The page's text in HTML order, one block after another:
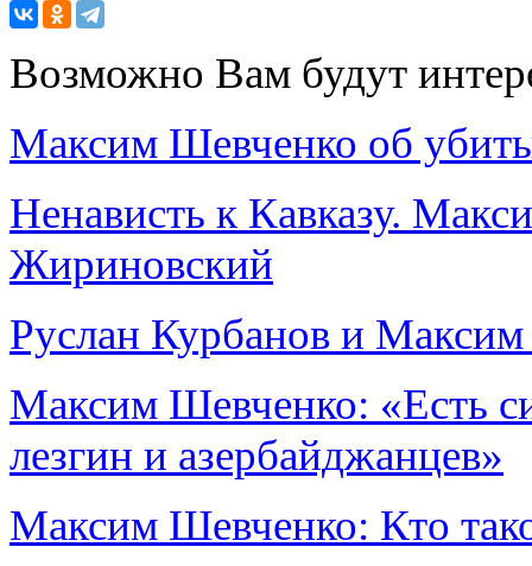
Возможно Вам будут
Максим Шевченко об
Ненависть к Кавказу.
Жириновский
Руслан Курбанов и
Максим Шевченко: «Есть
лезгин и азербайджанцев»
Максим Шевченко: Кто